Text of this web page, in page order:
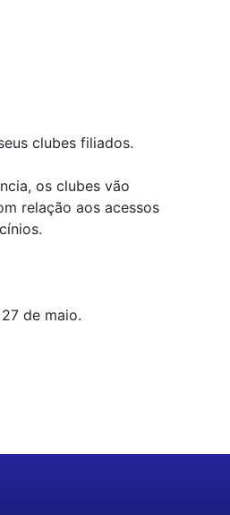
clubes filiados.
os clubes vão
relação aos acessos
de maio.